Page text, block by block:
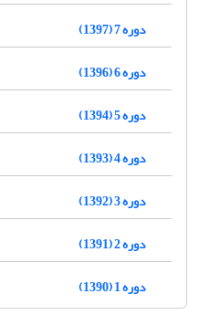
دوره 7 (1397)
دوره 6 (1396)
دوره 5 (1394)
دوره 4 (1393)
دوره 3 (1392)
دوره 2 (1391)
دوره 1 (1390)